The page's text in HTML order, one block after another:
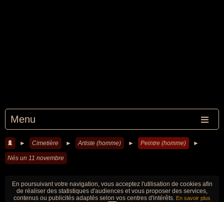
Menu
► Cimetière ► Artiste (homme) ► Peintre (homme) ►
Nés un 11 novembre
En poursuivant votre navigation, vous acceptez l'utilisation de cookies afin
de réaliser des statistiques d'audiences et vous proposer des services,
contenus ou publicités adaptés selon vos centres d'intérêts. En savoir plus